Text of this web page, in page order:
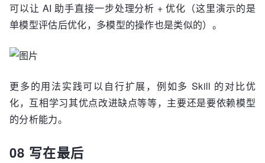
可以让 AI 助手直接一步处理分析 + 优化（这里演示的是
单模型评估后优化，多模型的操作也是类似的）。
更多的用法实践可以自行扩展，例如多 Skill 的对比优
化，互相学习其优点改进缺点等等，主要还是要依赖模型
的分析能力。
08 写在最后